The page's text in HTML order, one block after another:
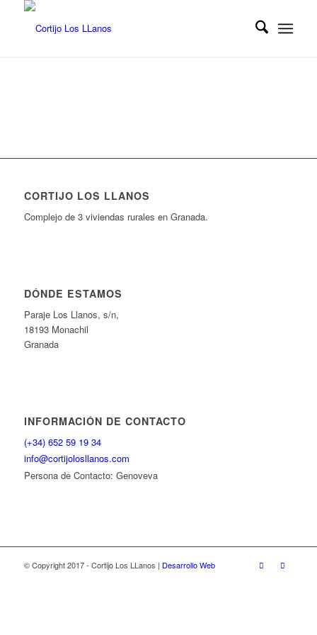
CORTIJO LOS LLANOS
Complejo de 3 viviendas rurales en Granada.
DÓNDE ESTAMOS
Paraje Los Llanos, s/n,
18193 Monachil
Granada
INFORMACIÓN DE CONTACTO
(+34) 652 59 19 34
info@cortijolosllanos.com
Persona de Contacto: Genoveva
© Copyright 2017 - Cortijo Los LLanos | Desarrollo Web